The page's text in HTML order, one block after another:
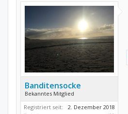
Banditensocke
Bekanntes Mitglied
Registriert seit:
2. Dezember 2018